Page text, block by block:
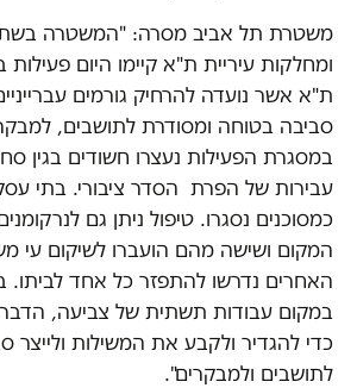
משטרת תל אביב מסרה: "המשטרה
ומחלקות עיריית ת"א קיימו היום פעילות
ת"א אשר נועדה להרחיק גורמים
סביבה בטוחה ומסודרת לתושבים,
במסגרת הפעילות נעצרו חשודים בגין
עבירות של הפרת הסדר ציבורי. בתי
כמסוכנים נסגרו. טיפול ניתן גם
המקום ושישה מהם הועברו לשיקום עי
האחרים נדרשו להתפזר כל אחד לביתו.
במקום עבודות תשתית של צביעה, הדברה
כדי להגדיר ולקבע את המשילות ולייצר
לתושבים ולמבקרים".